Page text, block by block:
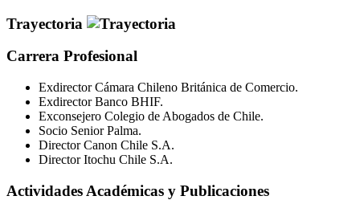
Trayectoria
Carrera Profesional
Exdirector Cámara Chileno Británica de Comercio.
Exdirector Banco BHIF.
Exconsejero Colegio de Abogados de Chile.
Socio Senior Palma.
Director Canon Chile S.A.
Director Itochu Chile S.A.
Actividades Académicas y Publicaciones